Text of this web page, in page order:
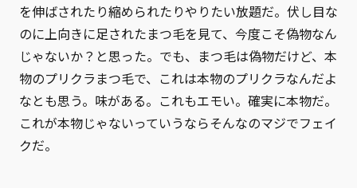
を伸ばされたり縮められたりやりたい放題だ。伏し目な
のに上向きに足されたまつ毛を見て、今度こそ偽物なん
じゃないか？と思った。でも、まつ毛は偽物だけど、本
物のプリクラまつ毛で、これは本物のプリクラなんだよ
なとも思う。味がある。これもエモい。確実に本物だ。
これが本物じゃないっていうならそんなのマジでフェイ
クだ。